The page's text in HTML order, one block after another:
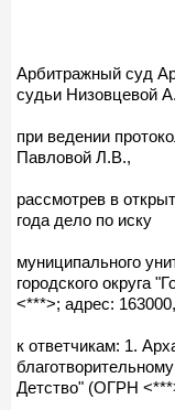
Арбитражный суд
судьи Низовцевой
при ведении
Павловой Л.В.,
рассмотрев в
года дело по иску
муниципального
городского округа
<***>; адрес:
к ответчикам: 1.
Детство" (ОГРН